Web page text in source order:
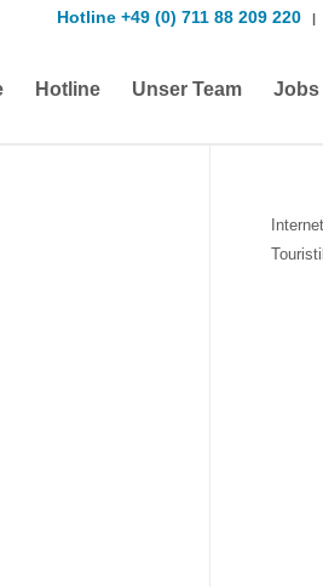
Hotline +49 (0) 711 88 209 220|
Hotline Unser Team Jobs